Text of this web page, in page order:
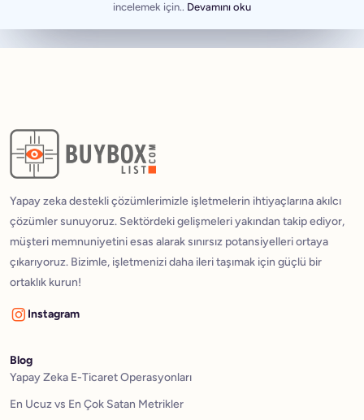
incelemek için.. Devamını oku
Yapay zeka destekli çözümlerimizle işletmelerin ihtiyaçlarına akılcı
çözümler sunuyoruz. Sektördeki gelişmeleri yakından takip ediyor,
müşteri memnuniyetini esas alarak sınırsız potansiyelleri ortaya
çıkarıyoruz. Bizimle, işletmenizi daha ileri taşımak için güçlü bir
ortaklık kurun!
Instagram
Blog
Yapay Zeka E-Ticaret Operasyonları
En Ucuz vs En Çok Satan Metrikler